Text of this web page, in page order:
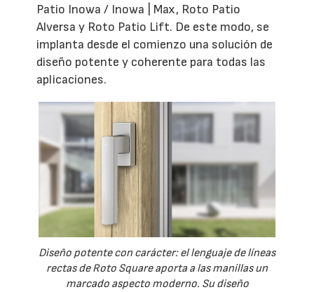
Patio Inowa / Inowa | Max, Roto Patio
Alversa y Roto Patio Lift. De este modo, se
implanta desde el comienzo una solución de
diseño potente y coherente para todas las
aplicaciones.
Diseño potente con carácter: el lenguaje de líneas
rectas de Roto Square aporta a las manillas un
marcado aspecto moderno. Su diseño